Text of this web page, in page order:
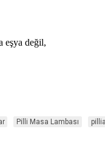
eşya değil,
Pilli Masa Lambası